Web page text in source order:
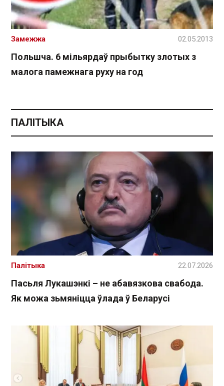
Польшча. 6 мільярдаў прыбытку злотых з
малога памежнага руху на год
Замежжа 02.05.2013
ПАЛІТЫКА
Пасьля Лукашэнкі – не абавязкова свабода.
Як можа зьмяніцца ўлада ў Беларусі
Палітыка 22.07.2026